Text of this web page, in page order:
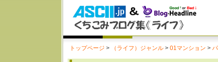
トップページ > （ライフ）ジャンル > 01マンション >